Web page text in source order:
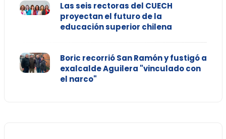
Las seis rectoras del CUECH
proyectan el futuro de la
educación superior chilena
Boric recorrió San Ramón y fustigó a
exalcalde Aguilera "vinculado con
el narco"